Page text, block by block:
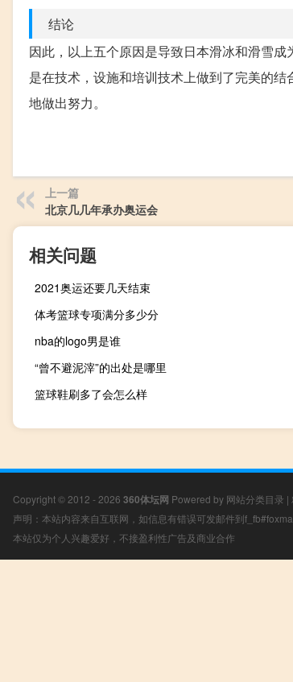
结论
因此，以上五个原因是导致日本滑冰和滑雪
是在技术，设施和培训技术上做到了完美的
地做出努力。
上一篇
北京几几年承办奥运会
相关问题
2021奥运还要几天结束
体考篮球专项满分多少分
nba的logo男是谁
“曾不避泥滓”的出处是哪里
篮球鞋刷多了会怎么样
Copyright © 2012 - 2026 360体坛网 Powered by 网站分类目录 |
声明：本站内容来自互联网，如信息有错误可发邮件到
本站仅为个人兴趣爱好，不接盈利性广告及商业合作